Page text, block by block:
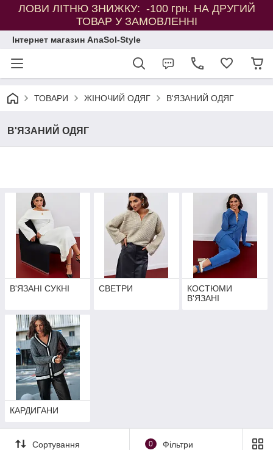
ЛОВИ ЛІТНЮ ЗНИЖКУ: -100 грн. НА ДРУГИЙ
ТОВАР У ЗАМОВЛЕННІ
Інтернет магазин AnaSol-Style
ТОВАРИ ЖІНОЧИЙ ОДЯГ В'ЯЗАНИЙ ОДЯГ
В'ЯЗАНИЙ ОДЯГ
В'ЯЗАНІ СУКНІ СВЕТРИ
КОСТЮМИ
В'ЯЗАНІ
КАРДИГАНИ
Сортування 0 Фільтри